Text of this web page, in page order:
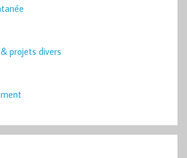
projets divers